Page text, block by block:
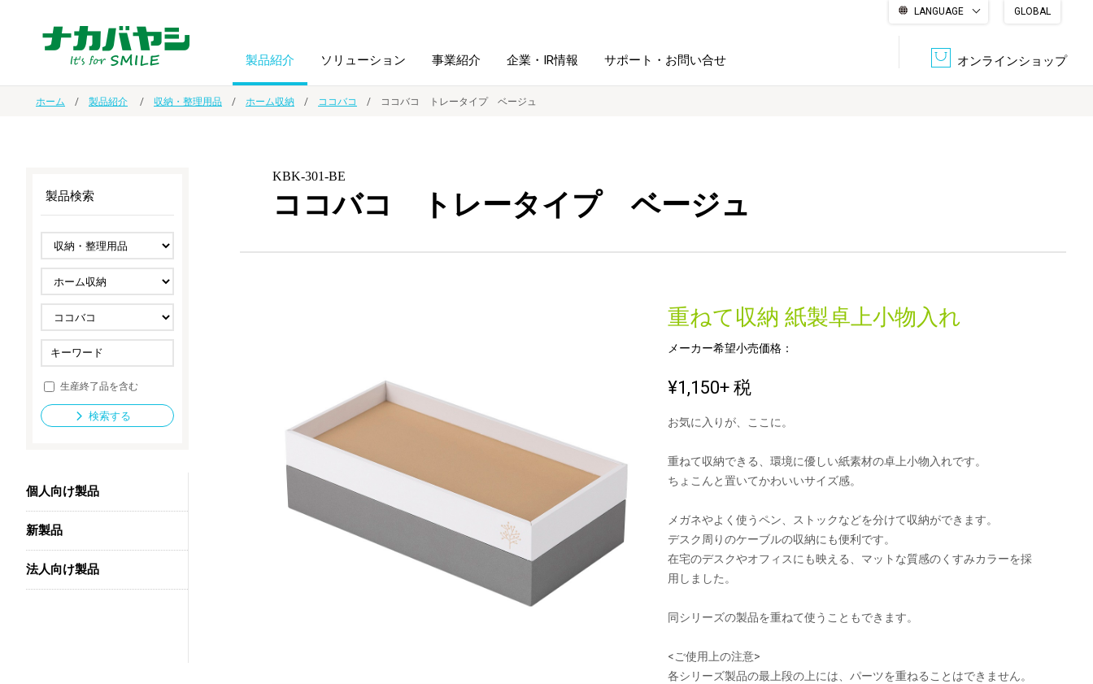
LANGUAGE
GLOBAL
オンラインショップ
製品紹介
ノート・紙製品
ファイル・
ホルダー用品
筆記具
スマートフォン・
タブレット関連
セキュリティ用品
キャラクター・
学童用品
法人向け製品 新製品一覧
ソリューション
オーダー手帳・ノベルティ制作 学校ソリューション
ドキュメントスキャニングサービス
導入事例
事業紹介 企業・IR情報
IR情報 沿革
サステナビリティ
サポート・お問い合せ
ホーム 製品紹介 収納・整理用品 ホーム収納 ココバコ ココバコ トレータイプ ベージュ
KBK-301-BE
ココバコ トレータイプ ベージュ
重ねて収納 紙製卓上小物入れ
メーカー希望小売価格：
¥1,150+ 税
お気に入りが、ここに。
重ねて収納できる、環境に優しい紙素材の卓上小物入れです。
ちょこんと置いてかわいいサイズ感。
メガネやよく使うペン、ストックなどを分けて収納ができます。
デスク周りのケーブルの収納にも便利です。
在宅のデスクやオフィスにも映える、マットな質感のくすみカラーを採
用しました。
同シリーズの製品を重ねて使うこともできます。
<ご使用上の注意>
各シリーズ製品の最上段の上には、パーツを重ねることはできません。
製品検索
生産終了品を含む
検索する
個人向け製品
新製品
法人向け製品